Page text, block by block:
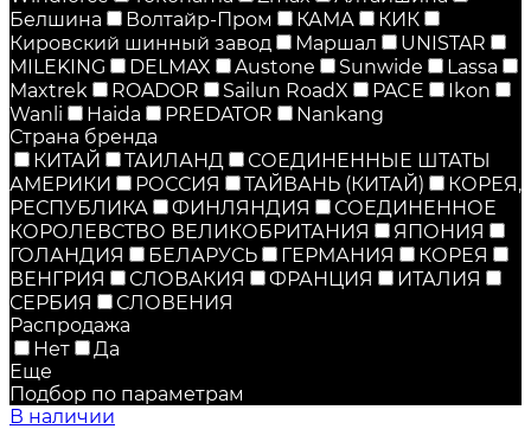
Белшина
Волтайр-Пром КАМА
КИК
Кировский шинный завод
Маршал
UNISTAR
MILEKING
DELMAX Austone Sunwide
Lassa
Maxtrek
ROADOR Sailun RoadX PACE
Ikon
Wanli
Haida PREDATOR
Nankang
Страна бренда
КИТАЙ
ТАИЛАНД
СОЕДИНЕННЫЕ ШТАТЫ
АМЕРИКИ
РОССИЯ ТАЙВАНЬ (КИТАЙ)
КОРЕЯ,
РЕСПУБЛИКА
ФИНЛЯНДИЯ
СОЕДИНЕННОЕ
КОРОЛЕВСТВО ВЕЛИКОБРИТАНИЯ
ЯПОНИЯ
ГОЛАНДИЯ
БЕЛАРУСЬ ГЕРМАНИЯ
КОРЕЯ
ВЕНГРИЯ
СЛОВАКИЯ ФРАНЦИЯ
ИТАЛИЯ
СЕРБИЯ
СЛОВЕНИЯ
Распродажа
Нет
Да
Еще
Подбор по параметрам
В наличии